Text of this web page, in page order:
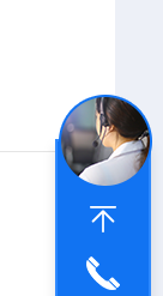
用户选
机多功